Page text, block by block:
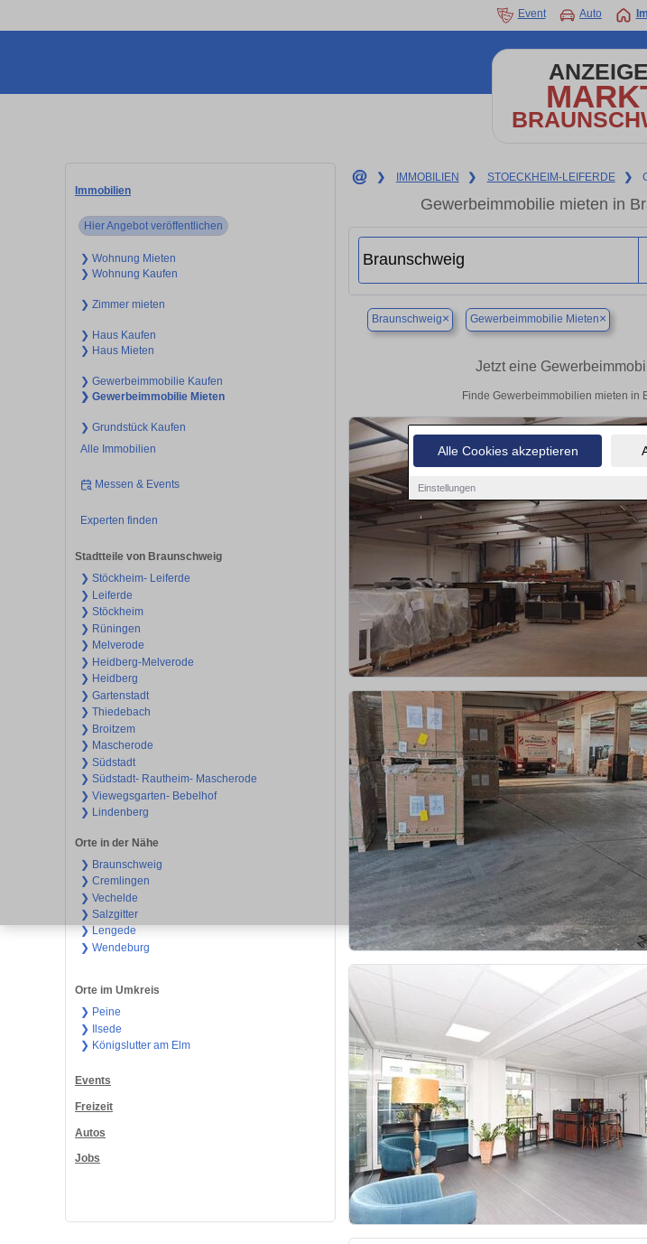
Alle Cookies akzeptieren
Einstellungen
Event Auto
Immobilien
Hier Angebot veröffentlichen
❯ Wohnung Mieten
❯ Wohnung Kaufen
❯ Zimmer mieten
❯ Haus Kaufen
❯ Haus Mieten
❯ Gewerbeimmobilie Kaufen
❯ Gewerbeimmobilie Mieten
❯ Grundstück Kaufen
Alle Immobilien
Messen & Events
Experten finden
Stadtteile von Braunschweig
❯ Stöckheim- Leiferde
❯ Leiferde
❯ Stöckheim
❯ Rüningen
❯ Melverode
❯ Heidberg-Melverode
❯ Heidberg
❯ Gartenstadt
❯ Thiedebach
❯ Broitzem
❯ Mascherode
❯ Südstadt
❯ Südstadt- Rautheim- Mascherode
❯ Viewegsgarten- Bebelhof
❯ Lindenberg
Orte in der Nähe
❯ Braunschweig
❯ Cremlingen
❯ Vechelde
❯ Salzgitter
❯ Lengede
❯ Wendeburg
Orte im Umkreis
❯ Peine
❯ Ilsede
❯ Königslutter am Elm
Events
Freizeit
Autos
Jobs
❯ IMMOBILIEN ❯ STOECKHEIM-LEIFERDE ❯
Gewerbeimmobilie mieten in
Braunschweig× Gewerbeimmobilie Mieten×
Jetzt eine
Finde Gewerbeimmobilien mieten in